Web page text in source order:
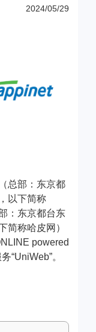
2024/05/29
总部：东京都
以下简称
：东京都台东
简称哈皮网）
powered
“UniWeb”。